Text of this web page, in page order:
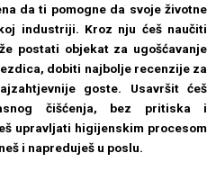
da ti pomogne da svoje životne
industriji. Kroz nju ćeš naučiti
postati objekat za ugošćavanje
dobiti najbolje recenzije za
goste. Usavršit ćeš
čišćenja, bez pritiska i
upravljati higijenskim procesom
i napreduješ u poslu.